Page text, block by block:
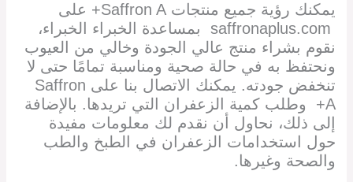
يمكنك رؤية جميع منتجات Saffron A+ على
saffronaplus.com بمساعدة الخبراء الخبراء،
نقوم بشراء منتج عالي الجودة وخالي من العيوب
ونحتفظ به في حالة صحية ومناسبة تمامًا حتى لا
تنخفض جودته. يمكنك الاتصال بنا على Saffron
A+ وطلب كمية الزعفران التي تريدها. بالإضافة
إلى ذلك، نحاول أن نقدم لك معلومات مفيدة
حول استخدامات الزعفران في الطبخ والطب
والصحة وغيرها.